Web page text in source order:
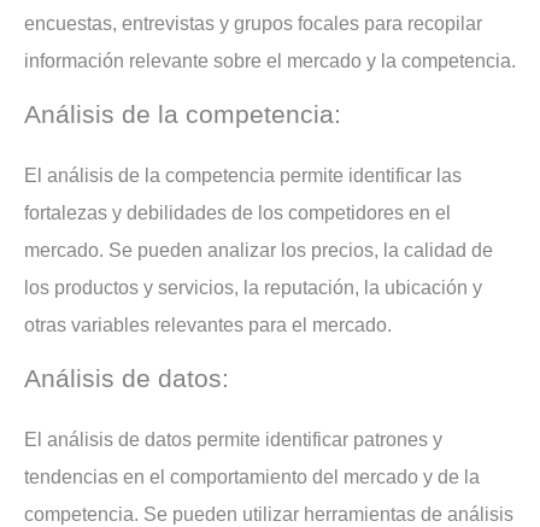
encuestas, entrevistas y grupos focales para recopilar
información relevante sobre el mercado y la competencia.
Análisis de la competencia:
El análisis de la competencia permite identificar las
fortalezas y debilidades de los competidores en el
mercado. Se pueden analizar los precios, la calidad de
los productos y servicios, la reputación, la ubicación y
otras variables relevantes para el mercado.
Análisis de datos:
El análisis de datos permite identificar patrones y
tendencias en el comportamiento del mercado y de la
competencia. Se pueden utilizar herramientas de análisis